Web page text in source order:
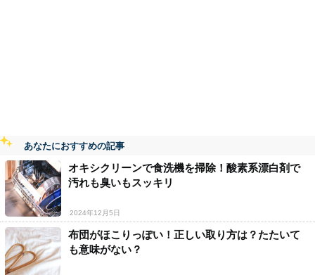
あなたにおすすめの記事
オキシクリーンで食洗機を掃除！酸素系漂白剤で
汚れも臭いもスッキリ
2024年12月5日
布団がほこりっぽい！正しい取り方は？たたいて
も意味がない？